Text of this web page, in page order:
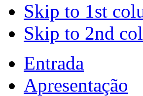
Skip to 1st
Skip to 2nd
Entrada
Apresentação